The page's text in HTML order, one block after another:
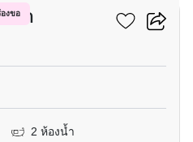
งขอ
ทยา
2 ห้องน้ำ